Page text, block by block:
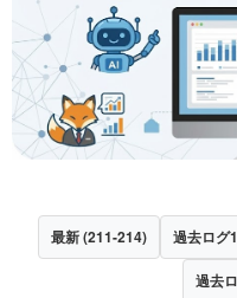
最新 (211-214) 過去ログ
過去